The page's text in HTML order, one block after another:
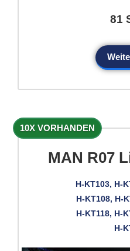
81
10X VORHANDEN
MAN R07
H-KT103, H-
H-KT108, H-
H-KT118, H-
H-